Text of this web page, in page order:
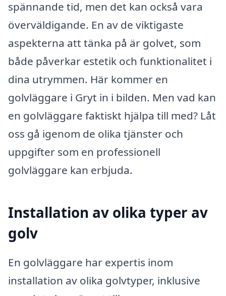
spännande tid, men det kan också vara
överväldigande. En av de viktigaste
aspekterna att tänka på är golvet, som
både påverkar estetik och funktionalitet i
dina utrymmen. Här kommer en
golvläggare i Gryt in i bilden. Men vad kan
en golvläggare faktiskt hjälpa till med? Låt
oss gå igenom de olika tjänster och
uppgifter som en professionell
golvläggare kan erbjuda.
Installation av olika typer av
golv
En golvläggare har expertis inom
installation av olika golvtyper, inklusive